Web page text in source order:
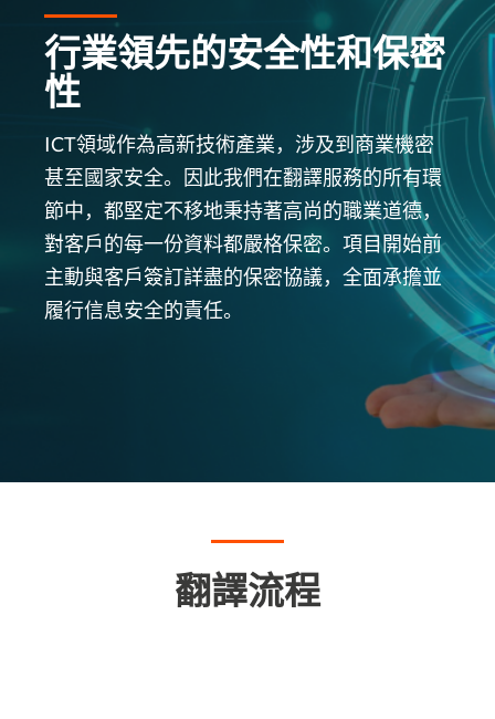
行業領先的安全性和保密
性
ICT領域作為高新技術產業，涉及到商業機密
甚至國家安全。因此我們在翻譯服務的所有環
節中，都堅定不移地秉持著高尚的職業道德，
對客戶的每一份資料都嚴格保密。項目開始前
主動與客戶簽訂詳盡的保密協議，全面承擔並
履行信息安全的責任。
翻譯流程